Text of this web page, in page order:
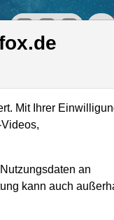
offizielle Social
MONKEY-
Mit 83.7 %
agierende Trader
Mit Ihrer
an
kann auch